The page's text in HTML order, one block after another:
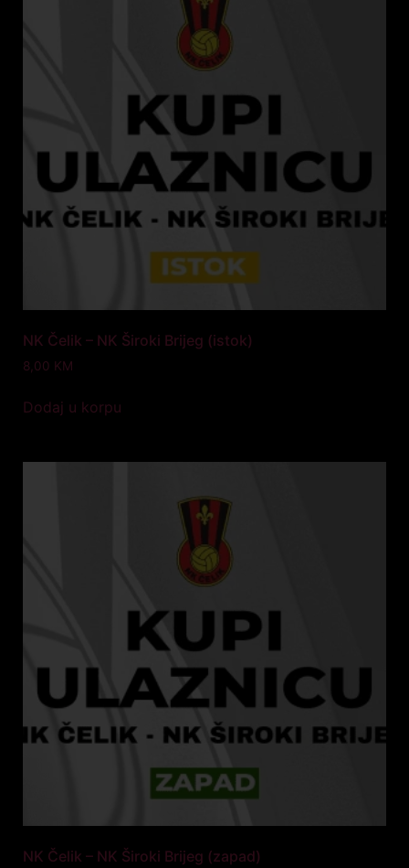
NK Čelik – NK Široki Brijeg (istok)
8,00 KM
Dodaj u korpu
NK Čelik – NK Široki Brijeg (zapad)